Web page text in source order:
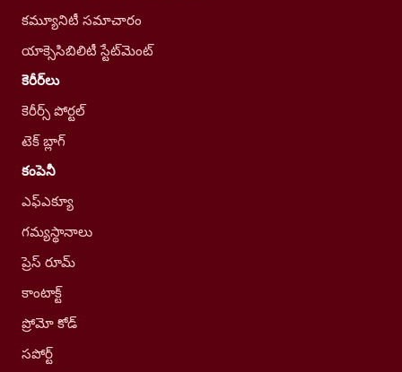
కమ్యూనిటీ సమాచారం
యాక్సెసిబిలిటీ స్టేట్‌మెంట్
కెరీర్‌లు
కెరీర్స్ పోర్టల్
టెక్ బ్లాగ్
కంపెనీ
ఎఫ్ఎక్యూ
గమ్యస్థానాలు
ప్రెస్ రూమ్
కాంటాక్ట్
ప్రోమో కోడ్
సపోర్ట్